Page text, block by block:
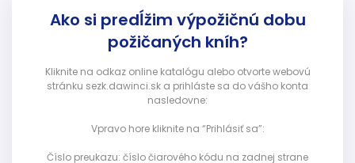
Ako si predĺžim výpožičnú dobu
požičaných kníh?
Kliknite na odkaz online katalógu alebo otvorte webovú
stránku sezk.dawinci.sk a prihláste sa do vášho konta
nasledovne:
Vpravo hore kliknite na “Prihlásiť sa”:
Číslo preukazu: číslo čiarového kódu na zadnej strane